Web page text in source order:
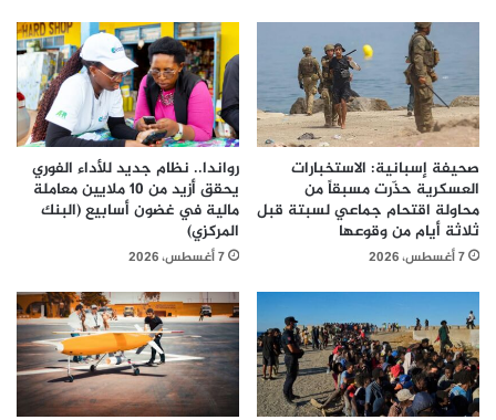
صحيفة إسبانية: الاستخبارات
العسكرية حذّرت مسبقاً من
محاولة اقتحام جماعي لسبتة قبل
ثلاثة أيام من وقوعها
7 أغسطس، 2026
رواندا.. نظام جديد للأداء الفوري
يحقق أزيد من 10 ملايين معاملة
مالية في غضون أسابيع (البنك
المركزي)
7 أغسطس، 2026